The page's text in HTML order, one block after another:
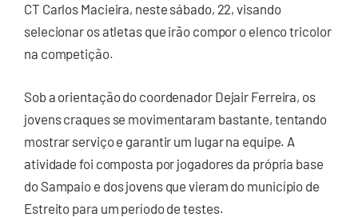
CT Carlos Macieira, neste sábado, 22, visando
selecionar os atletas que irão compor o elenco tricolor
na competição.
Sob a orientação do coordenador Dejair Ferreira, os
jovens craques se movimentaram bastante, tentando
mostrar serviço e garantir um lugar na equipe. A
atividade foi composta por jogadores da própria base
do Sampaio e dos jovens que vieram do município de
Estreito para um período de testes.